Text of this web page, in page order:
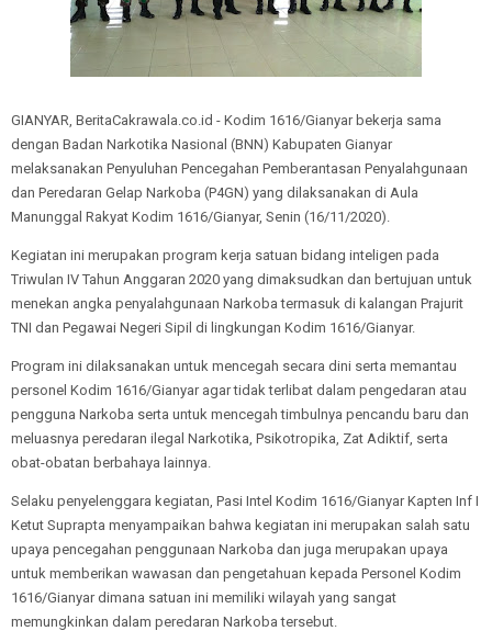
GIANYAR, BeritaCakrawala.co.id - Kodim 1616/Gianyar bekerja sama
dengan Badan Narkotika Nasional (BNN) Kabupaten Gianyar
melaksanakan Penyuluhan Pencegahan Pemberantasan Penyalahgunaan
dan Peredaran Gelap Narkoba (P4GN) yang dilaksanakan di Aula
Manunggal Rakyat Kodim 1616/Gianyar, Senin (16/11/2020).
Kegiatan ini merupakan program kerja satuan bidang inteligen pada
Triwulan IV Tahun Anggaran 2020 yang dimaksudkan dan bertujuan untuk
menekan angka penyalahgunaan Narkoba termasuk di kalangan Prajurit
TNI dan Pegawai Negeri Sipil di lingkungan Kodim 1616/Gianyar.
Program ini dilaksanakan untuk mencegah secara dini serta memantau
personel Kodim 1616/Gianyar agar tidak terlibat dalam pengedaran atau
pengguna Narkoba serta untuk mencegah timbulnya pencandu baru dan
meluasnya peredaran ilegal Narkotika, Psikotropika, Zat Adiktif, serta
obat-obatan berbahaya lainnya.
Selaku penyelenggara kegiatan, Pasi Intel Kodim 1616/Gianyar Kapten Inf I
Ketut Suprapta menyampaikan bahwa kegiatan ini merupakan salah satu
upaya pencegahan penggunaan Narkoba dan juga merupakan upaya
untuk memberikan wawasan dan pengetahuan kepada Personel Kodim
1616/Gianyar dimana satuan ini memiliki wilayah yang sangat
memungkinkan dalam peredaran Narkoba tersebut.